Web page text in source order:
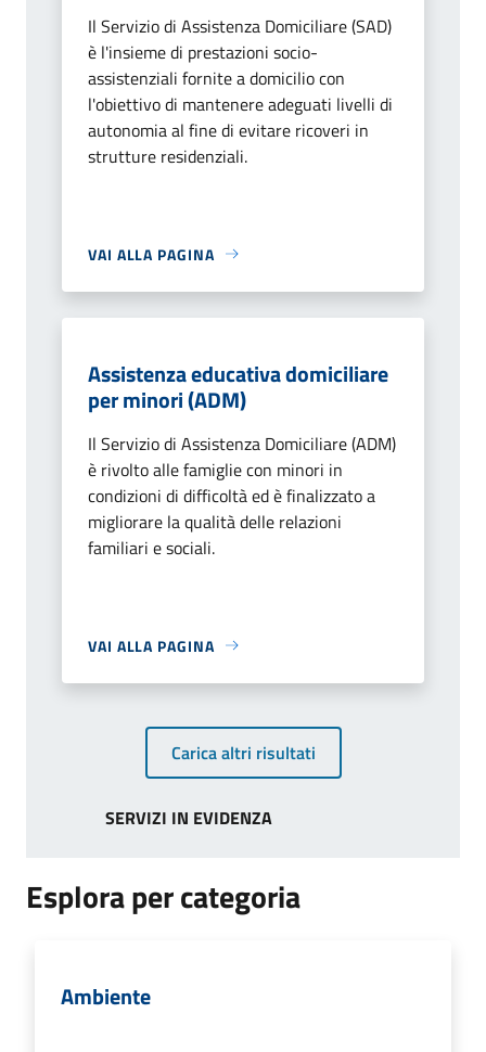
Il Servizio di Assistenza Domiciliare (SAD)
è l'insieme di prestazioni socio-
assistenziali fornite a domicilio con
l'obiettivo di mantenere adeguati livelli di
autonomia al fine di evitare ricoveri in
strutture residenziali.
VAI ALLA PAGINA
Assistenza educativa domiciliare
per minori (ADM)
Il Servizio di Assistenza Domiciliare (ADM)
è rivolto alle famiglie con minori in
condizioni di difficoltà ed è finalizzato a
migliorare la qualità delle relazioni
familiari e sociali.
VAI ALLA PAGINA
Carica altri risultati
SERVIZI IN EVIDENZA
Esplora per categoria
Ambiente